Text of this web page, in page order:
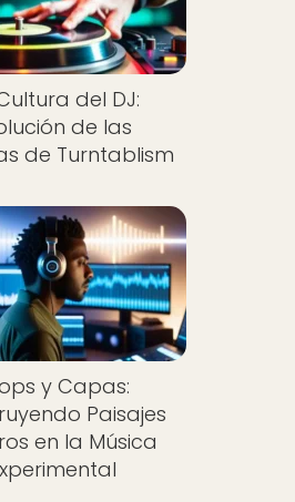
del DJ:
de las
de Turntablism
y Capas:
Paisajes
en la Música